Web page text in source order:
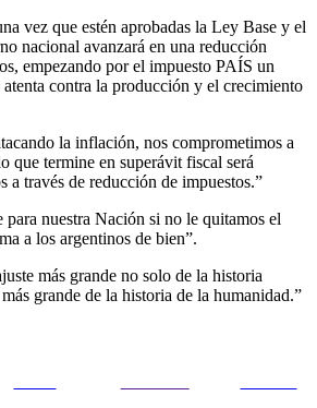
vez que estén aprobadas la Ley Base y el
nacional avanzará en una reducción
empezando por el impuesto PAÍS un
contra la producción y el crecimiento
la inflación, nos comprometimos a
que termine en superávit fiscal será
a través de reducción de impuestos.”
nuestra Nación si no le quitamos el
a los argentinos de bien”.
más grande no solo de la historia
grande de la historia de la humanidad.”